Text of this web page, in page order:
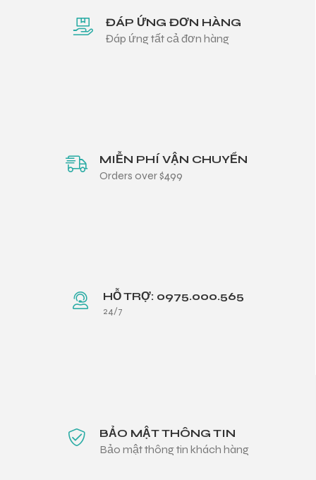
ĐÁP ỨNG ĐƠN HÀNG
Đáp ứng tất cả đơn hàng
MIỄN PHÍ VẬN CHUYỂN
Orders over $499
HỖ TRỢ: 0975.000.565
24/7
BẢO MẬT THÔNG TIN
Bảo mật thông tin khách hàng